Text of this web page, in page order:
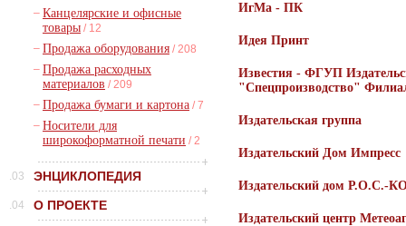
– Канцелярские и офисные
товары / 12
– Продажа оборудования / 208
– Продажа расходных
материалов / 209
– Продажа бумаги и картона / 7
– Носители для
широкоформатной печати / 2
.03 ЭНЦИКЛОПЕДИЯ
.04 О ПРОЕКТЕ
ИгМа - ПК
Идея Принт
Известия - ФГУП
"Спецпроизводство"
Издательская группа
Издательский Дом Импресс
Издательский дом Р.О.С.-
Издательский центр